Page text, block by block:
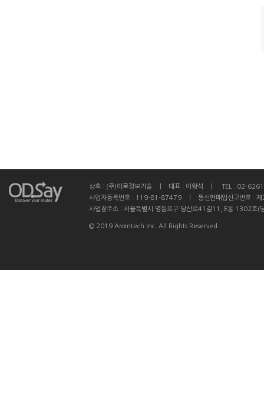
상호 : (주)아로정보기술 ㅣ 대표 : 이왕석 ㅣ TEL : 02-
사업자등록번호 : 119-81-87479 ㅣ 통신판매업신고번호 :
사업장주소 : 서울특별시 영등포구 당산로41길11, E동 1302호(
© 2019 AroIntech Inc. All Rights Reserved.